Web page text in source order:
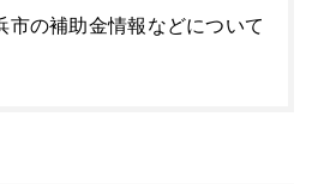
市の補助金情報などについて